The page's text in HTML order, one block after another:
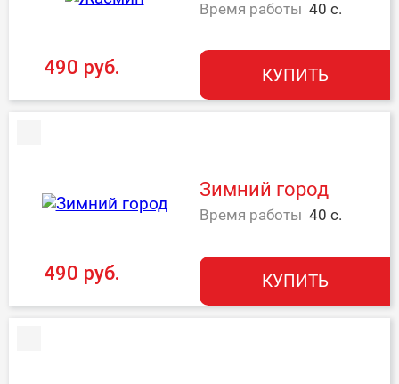
Время работы 40 с.
490 руб. КУПИТЬ
Зимний город
Время работы 40 с.
490 руб. КУПИТЬ